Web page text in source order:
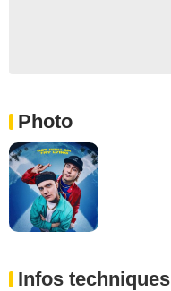
Photo
Infos techniques